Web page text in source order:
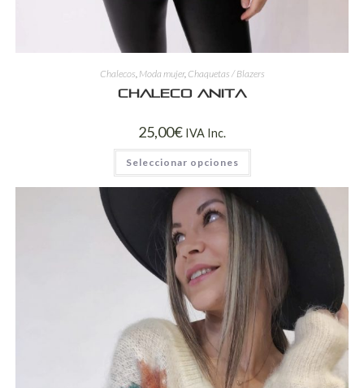
Chalecos, Moda mujer, Chaquetas / Blazers
Chaleco Anita
25,00€ IVA Inc.
Seleccionar opciones